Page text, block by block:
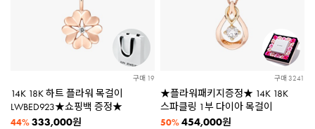
구매 19
14K 18K 하트 플라워 목걸이
LWBED923★쇼핑백 증정★
44% 333,000원
구매 3241
★플라워패키지증정★ 14K 18K
스파클링 1부 다이아 목걸이
50% 454,000원